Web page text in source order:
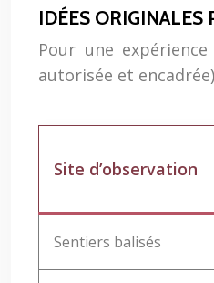
IDÉES ORIGINALES
Pour une
autorisée et
Site d’observation
Sentiers balisés